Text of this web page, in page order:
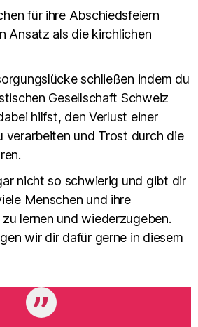
für ihre Abschiedsfeiern
Ansatz als die kirchlichen
schließen indem du
Gesellschaft Schweiz
hilfst, den Verlust einer
verarbeiten und Trost durch die
nicht so schwierig und gibt dir
Menschen und ihre
lernen und wiederzugeben.
wir dir dafür gerne in diesem